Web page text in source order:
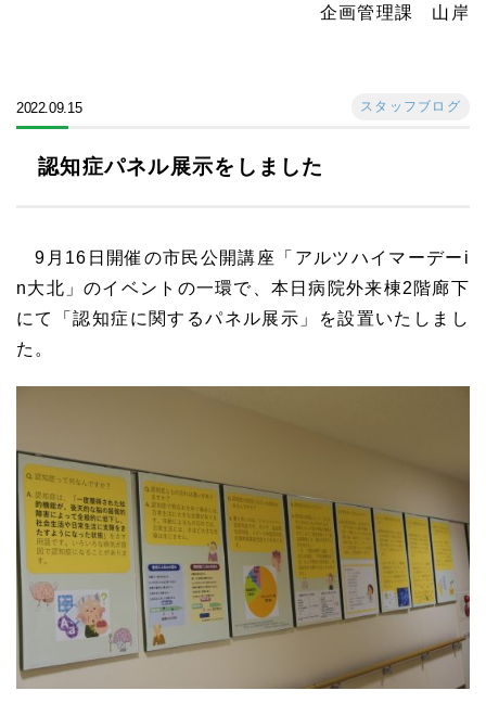
企画管理課 山岸
2022.09.15 スタッフブログ
認知症パネル展示をしました
9月16日開催の市民公開講座「アルツハイマーデーi
n大北」のイベントの一環で、本日病院外来棟2階廊下
にて「認知症に関するパネル展示」を設置いたしまし
た。